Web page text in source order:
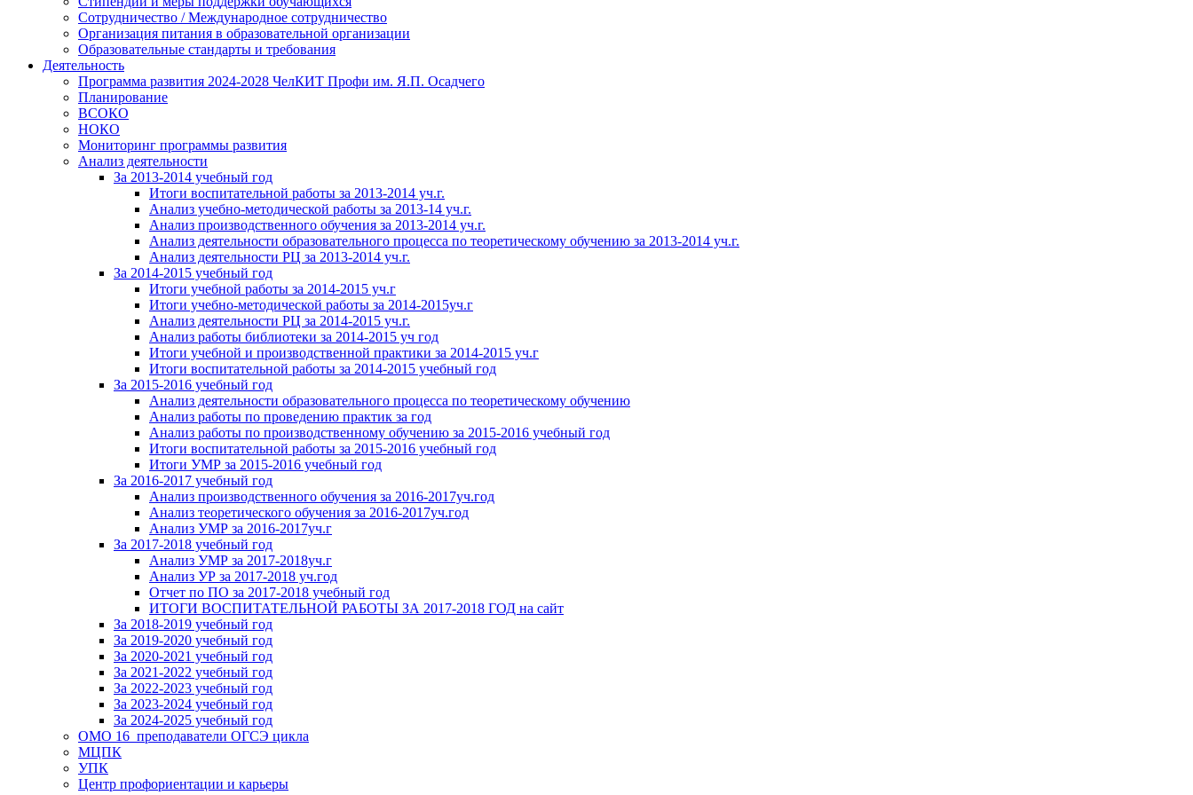
Сотрудничество / Международное сотрудничество
Организация питания в образовательной организации
Образовательные стандарты и требования
Деятельность
Программа развития 2024-2028 ЧелКИТ Профи им. Я.П. Осадчего
Планирование
ВСОКО
НОКО
Мониторинг программы развития
Анализ деятельности
За 2013-2014 учебный год
Итоги воспитательной работы за 2013-2014 уч.г.
Анализ учебно-методической работы за 2013-14 уч.г.
Анализ производственного обучения за 2013-2014 уч.г.
Анализ деятельности образовательного процесса по теоретическому обучению за 2013-2014 уч.г.
Анализ деятельности РЦ за 2013-2014 уч.г.
За 2014-2015 учебный год
Итоги учебной работы за 2014-2015 уч.г
Итоги учебно-методической работы за 2014-2015уч.г
Анализ деятельности РЦ за 2014-2015 уч.г.
Анализ работы библиотеки за 2014-2015 уч год
Итоги учебной и производственной практики за 2014-2015 уч.г
Итоги воспитательной работы за 2014-2015 учебный год
За 2015-2016 учебный год
Анализ деятельности образовательного процесса по теоретическому обучению
Анализ работы по проведению практик за год
Анализ работы по производственному обучению за 2015-2016 учебный год
Итоги воспитательной работы за 2015-2016 учебный год
Итоги УМР за 2015-2016 учебный год
За 2016-2017 учебный год
Анализ производственного обучения за 2016-2017уч.год
Анализ теоретического обучения за 2016-2017уч.год
Анализ УМР за 2016-2017уч.г
За 2017-2018 учебный год
Анализ УМР за 2017-2018уч.г
Анализ УР за 2017-2018 уч.год
Отчет по ПО за 2017-2018 учебный год
ИТОГИ ВОСПИТАТЕЛЬНОЙ РАБОТЫ ЗА 2017-2018 ГОД на сайт
За 2018-2019 учебный год
За 2019-2020 учебный год
За 2020-2021 учебный год
За 2021-2022 учебный год
За 2022-2023 учебный год
За 2023-2024 учебный год
За 2024-2025 учебный год
ОМО 16_преподаватели ОГСЭ цикла
МЦПК
УПК
Центр профориентации и карьеры